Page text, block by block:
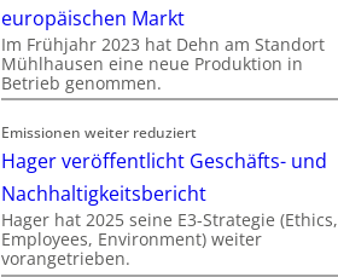
europäischen Markt
Im Frühjahr 2023 hat Dehn am Standort
Mühlhausen eine neue Produktion in
Betrieb genommen.
Emissionen weiter reduziert
Hager veröffentlicht Geschäfts- und
Nachhaltigkeitsbericht
Hager hat 2025 seine E3-Strategie (Ethics,
Employees, Environment) weiter
vorangetrieben.